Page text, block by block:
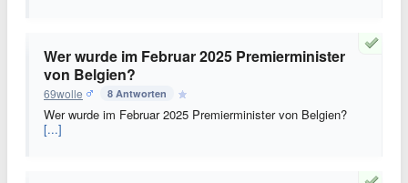
Wer wurde im Februar 2025 Premierminister
von Belgien?
69wolle 8 Antworten
Wer wurde im Februar 2025 Premierminister von Belgien?
[...]